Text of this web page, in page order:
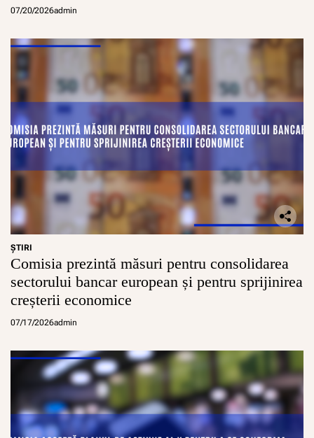
07/20/2026admin
ŞTIRI
Comisia prezintă măsuri pentru consolidarea
sectorului bancar european și pentru sprijinirea
creșterii economice
07/17/2026admin